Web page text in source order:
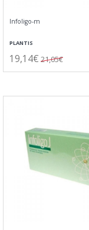
Infoligo-m
PLANTIS
19,14€ 21,05€